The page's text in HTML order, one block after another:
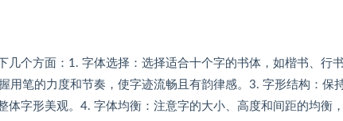
几个方面：1. 字体选择：选择适合十个字的书体，如楷书、行
用笔的力度和节奏，使字迹流畅且有韵律感。3. 字形结构：保
体字形美观。4. 字体均衡：注意字的大小、高度和间距的均衡